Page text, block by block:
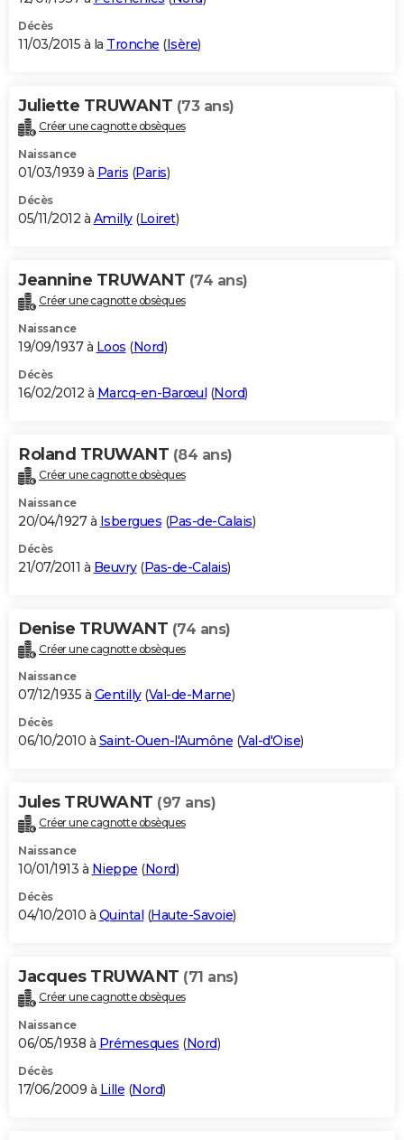
Décès
11/03/2015 à la Tronche (Isère)
Juliette TRUWANT (73 ans)
Créer une cagnotte obsèques
Naissance
01/03/1939 à Paris (Paris)
Décès
05/11/2012 à Amilly(Loiret)
Jeannine TRUWANT (74 ans)
Créer une cagnotte obsèques
Naissance
19/09/1937 à Loos (Nord)
Décès
16/02/2012 à Marcq-en-Barœul (Nord)
Roland TRUWANT (84 ans)
Créer une cagnotte obsèques
Naissance
20/04/1927 à Isbergues (Pas-de-Calais)
Décès
21/07/2011 à Beuvry(Pas-de-Calais)
Denise TRUWANT (74 ans)
Créer une cagnotte obsèques
Naissance
07/12/1935 à Gentilly(Val-de-Marne)
Décès
06/10/2010 à Saint-Ouen-l'Aumône (Val-d'Oise)
Jules TRUWANT (97 ans)
Créer une cagnotte obsèques
Naissance
10/01/1913 à Nieppe (Nord)
Décès
04/10/2010 à Quintal (Haute-Savoie)
Jacques TRUWANT (71 ans)
Créer une cagnotte obsèques
Naissance
06/05/1938 à Prémesques (Nord)
Décès
17/06/2009 à Lille (Nord)